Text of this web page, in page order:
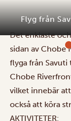
Flyg från
Det enklaste
sidan av Chobe
flyga från Savuti
Chobe
vilket innebär
också att köra
AKTIVITETER: